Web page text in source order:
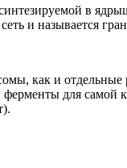
в
и называется
как и отдельные
для самой